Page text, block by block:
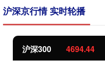
沪深京行情 实时轮播
北证50 1134.24